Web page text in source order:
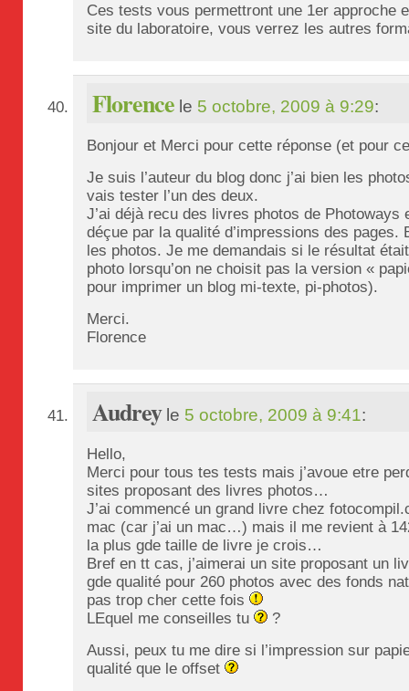
Ces tests vous permettront une 1er approche
site du laboratoire, vous verrez les autres
Florence le 5 octobre, 2009 à 9:29:
Bonjour et Merci pour cette réponse (et pour
Je suis l’auteur du blog donc j’ai bien les
vais tester l’un des deux.
J’ai déjà recu des livres photos de Photoways
déçue par la qualité d’impressions des pages.
les photos. Je me demandais si le résultat
photo lorsqu’on ne choisit pas la version «
pour imprimer un blog mi-texte, pi-photos).
Merci.
Florence
Audreyle 5 octobre, 2009 à 9:41:
Hello,
Merci pour tous tes tests mais j’avoue etre
sites proposant des livres photos…
J’ai commencé un grand livre chez
mac (car j’ai un mac…) mais il me revient à
la plus gde taille de livre je crois…
Bref en tt cas, j’aimerai un site proposant un
gde qualité pour 260 photos avec des fonds
pas trop cher cette fois
LEquel me conseilles tu
?
Aussi, peux tu me dire si l’impression sur
qualité que le offset